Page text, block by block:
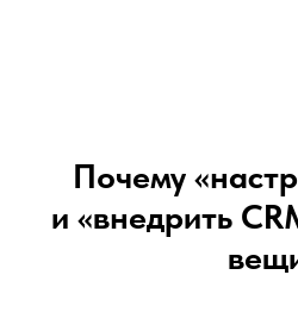
Почему
и «внедрить